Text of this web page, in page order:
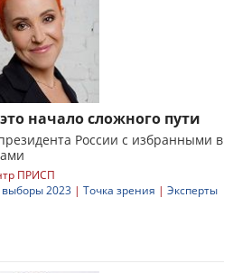
начало сложного пути
России с избранными в
ПРИСП
2023 | Точка зрения | Эксперты